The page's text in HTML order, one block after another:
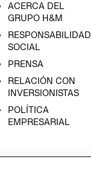
ACERCA DEL
GRUPO H&M
RESPONSABILIDAD
SOCIAL
PRENSA
RELACIÓN CON
INVERSIONISTAS
POLÍTICA
EMPRESARIAL